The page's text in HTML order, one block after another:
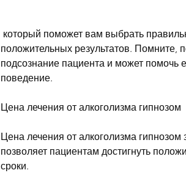
положительных результатов. Помните,
подсознание пациента и может помочь
поведение.
Цена лечения от алкоголизма гипнозом
Цена лечения от алкоголизма гипнозом
позволяет пациентам достигнуть
сроки.